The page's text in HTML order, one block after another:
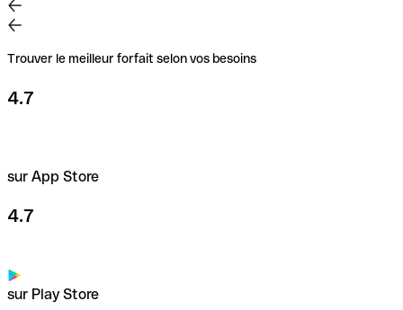
Trouver le meilleur forfait selon vos besoins
4.7
sur App Store
4.7
sur Play Store